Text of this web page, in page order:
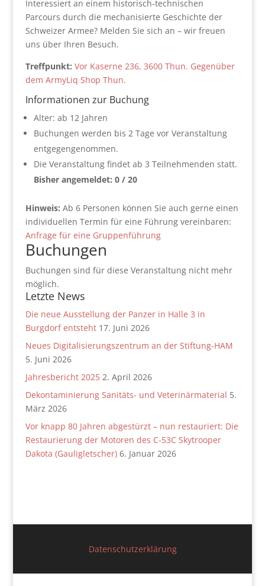
Interessiert an einem historisch-technischen
Parcours durch die mechanisierte Geschichte der
Schweizer Armee? Melden Sie sich an – wir freuen
uns über Ihren Besuch.
Treffpunkt: Vor Kaserne 236, 3600 Thun. Gegenüber
dem ArmyLiq Shop Thun.
Informationen zur Buchung
Alter: ab 12 Jahren
Buchungen werden bis 2 Tage vor Veranstaltung
entgegengenommen.
Die Veranstaltung findet ab 3 Teilnehmenden statt.
Bisher angemeldet: 0 / 20
Hinweis: Ab 6 Personen können Sie auch gerne einen
individuellen Termin für eine Führung vereinbaren:
Anfrage für eine Gruppenführung
Buchungen
Buchungen sind für diese Veranstaltung nicht mehr
möglich.
Letzte News
Die neue Ausstellung der Panzer in Halle 3 in
Burgdorf entsteht 17. Juni 2026
Neues Digitalisierungszentrum an der Stiftung-HAM
5. Juni 2026
Jahresbericht 2025 2. April 2026
Dekontaminierung Sanitäts- und Veterinärmaterial 5.
März 2026
Vor knapp 80 Jahren abgestürzt – nun restauriert: Die
Restaurierung der Motoren des C-53C Skytrooper
Dakota (Gauligletscher) 6. Januar 2026
Datenschutzerklärung